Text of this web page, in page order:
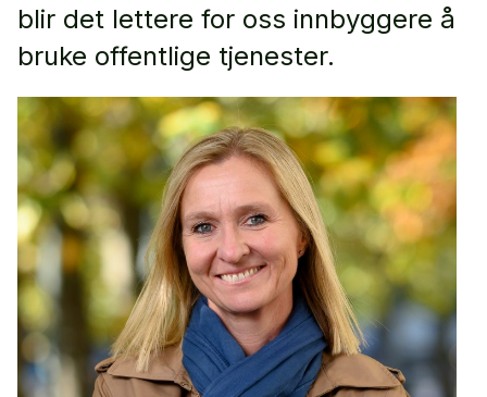
blir det lettere for oss innbyggere å
bruke offentlige tjenester.